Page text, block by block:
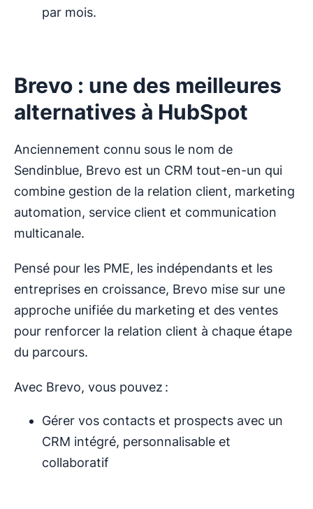
par mois.
Brevo : une des meilleures
alternatives à HubSpot
Anciennement connu sous le nom de
Sendinblue, Brevo est un CRM tout-en-un qui
combine gestion de la relation client, marketing
automation, service client et communication
multicanale.
Pensé pour les PME, les indépendants et les
entreprises en croissance, Brevo mise sur une
approche unifiée du marketing et des ventes
pour renforcer la relation client à chaque étape
du parcours.
Avec Brevo, vous pouvez :
Gérer vos contacts et prospects avec un
CRM intégré, personnalisable et
collaboratif